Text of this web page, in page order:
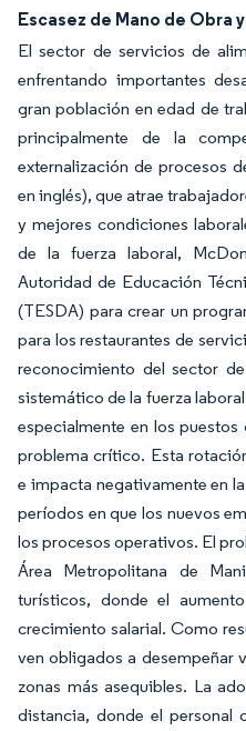
Escasez de Mano de Obra
El sector de servicios de
enfrentando importantes
gran población en edad de
principalmente de la
externalización de procesos
en inglés), que atrae
y mejores condiciones
de la fuerza laboral,
Autoridad de Educación
(TESDA) para crear un
para los restaurantes de
reconocimiento del sector
sistemático de la fuerza
especialmente en los
problema crítico. Esta
e impacta negativamente en
períodos en que los nuevos
los procesos operativos. El
Área Metropolitana de
turísticos, donde el
crecimiento salarial. Como
ven obligados a desempeñar
zonas más asequibles. La
distancia, donde el personal